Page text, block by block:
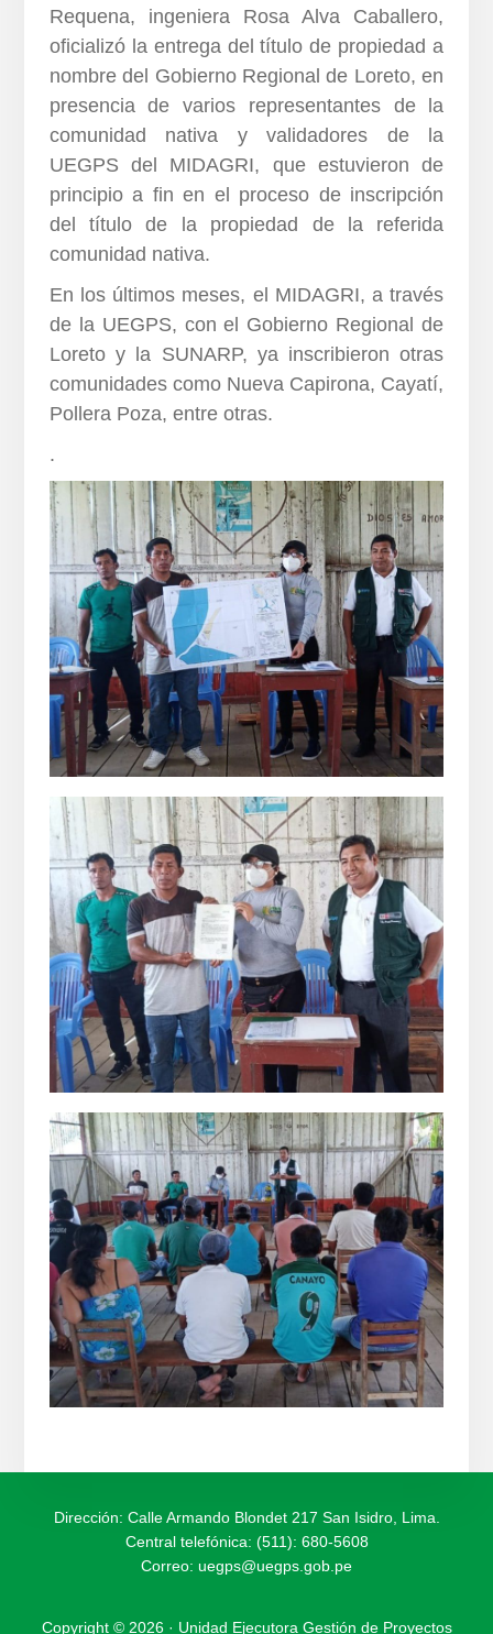
Requena, ingeniera Rosa Alva Caballero,
oficializó la entrega del título de propiedad a
nombre del Gobierno Regional de Loreto, en
presencia de varios representantes de la
comunidad nativa y validadores de la
UEGPS del MIDAGRI, que estuvieron de
principio a fin en el proceso de inscripción
del título de la propiedad de la referida
comunidad nativa.
En los últimos meses, el MIDAGRI, a través
de la UEGPS, con el Gobierno Regional de
Loreto y la SUNARP, ya inscribieron otras
comunidades como Nueva Capirona, Cayatí,
Pollera Poza, entre otras.
.
Dirección: Calle Armando Blondet 217 San Isidro, Lima.
Central telefónica: (511): 680-5608
Correo: uegps@uegps.gob.pe
Copyright © 2026 · Unidad Ejecutora Gestión de Proyectos